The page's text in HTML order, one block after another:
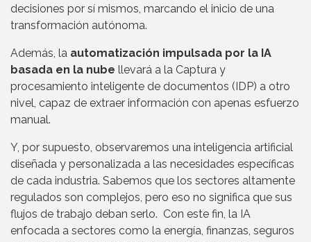
decisiones por sí mismos, marcando el inicio de una
transformación autónoma.
Además, la automatización impulsada por la IA
basada en la nube llevará a la Captura y
procesamiento inteligente de documentos (IDP) a otro
nivel, capaz de extraer información con apenas esfuerzo
manual.
Y, por supuesto, observaremos una inteligencia artificial
diseñada y personalizada a las necesidades específicas
de cada industria. Sabemos que los sectores altamente
regulados son complejos, pero eso no significa que sus
flujos de trabajo deban serlo. Con este fin, la IA
enfocada a sectores como la energía, finanzas, seguros